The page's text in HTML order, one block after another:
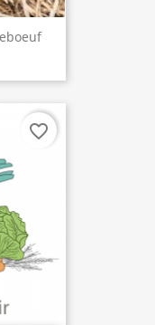
favorite_border